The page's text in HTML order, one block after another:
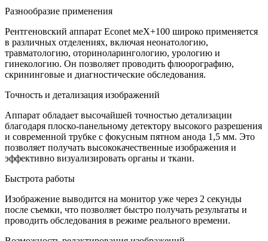
Разнообразие применения
Рентгеновский аппарат Econet меХ+100 широко применяется
в различных отделениях, включая неонатологию,
травматологию, оториноларингологию, урологию и
гинекологию. Он позволяет проводить флюорографию,
скрининговые и диагностические обследования.
Точность и детализация изображений
Аппарат обладает высочайшей точностью детализации
благодаря плоско-панельному детектору высокого разрешения
и современной трубке с фокусным пятном анода 1,5 мм. Это
позволяет получать высококачественные изображения и
эффективно визуализировать органы и ткани.
Быстрота работы
Изображение выводится на монитор уже через 2 секунды
после съемки, что позволяет быстро получать результаты и
проводить обследования в режиме реального времени.